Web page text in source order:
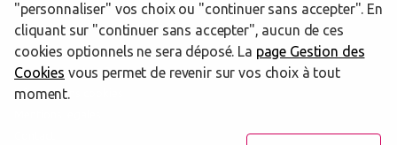
Powered by
www.banquebcp.fr
Informations cookies
"personnaliser" vos choix ou "continuer sans accepter". En
cliquant sur "continuer sans accepter", aucun de ces
cookies optionnels ne sera déposé. La page Gestion des
Cookies vous permet de revenir sur vos choix à tout
moment.